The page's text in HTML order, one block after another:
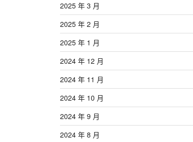
2025 年 3 月
2025 年 2 月
2025 年 1 月
2024 年 12 月
2024 年 11 月
2024 年 10 月
2024 年 9 月
2024 年 8 月